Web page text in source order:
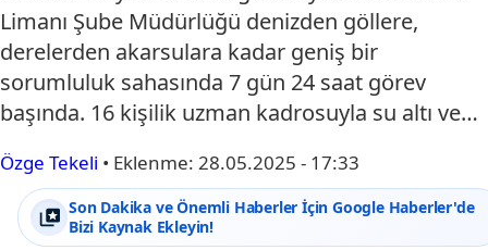
Limanı Şube Müdürlüğü denizden göllere,
derelerden akarsulara kadar geniş bir
sorumluluk sahasında 7 gün 24 saat görev
başında. 16 kişilik uzman kadrosuyla su altı ve…
Özge Tekeli • Eklenme: 28.05.2025 - 17:33
Son Dakika ve Önemli Haberler İçin Google Haberler'de
Bizi Kaynak Ekleyin!